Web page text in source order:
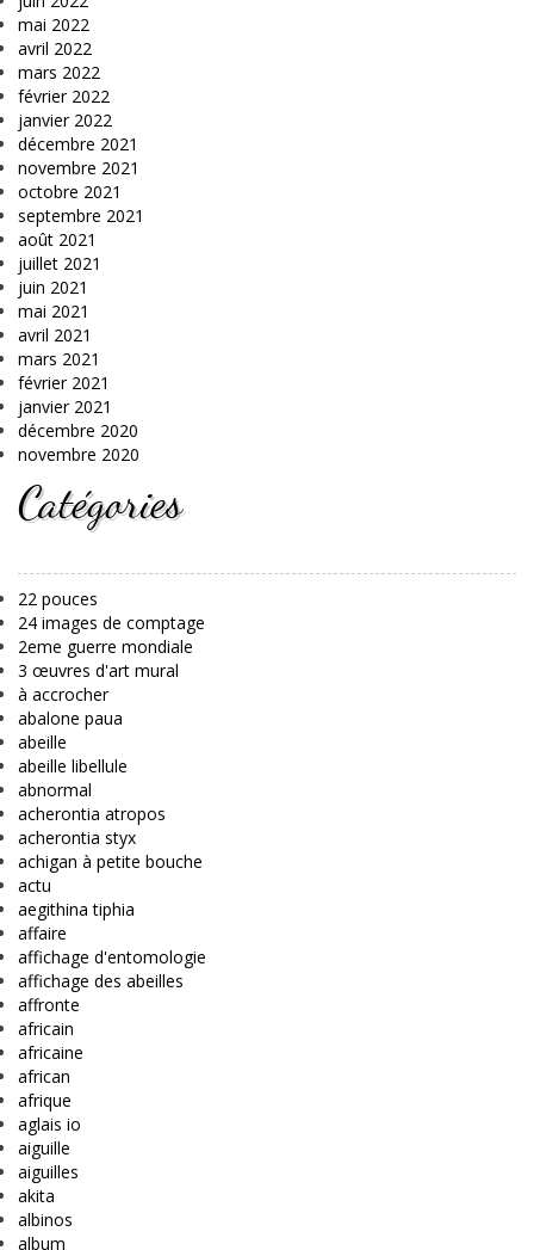
mai 2022
avril 2022
mars 2022
février 2022
janvier 2022
décembre 2021
novembre 2021
octobre 2021
septembre 2021
août 2021
juillet 2021
juin 2021
mai 2021
avril 2021
mars 2021
février 2021
janvier 2021
décembre 2020
novembre 2020
Catégories
22 pouces
24 images de comptage
2eme guerre mondiale
3 œuvres d'art mural
à accrocher
abalone paua
abeille
abeille libellule
abnormal
acherontia atropos
acherontia styx
achigan à petite bouche
actu
aegithina tiphia
affaire
affichage d'entomologie
affichage des abeilles
affronte
africain
africaine
african
afrique
aglais io
aiguille
aiguilles
akita
albinos
album